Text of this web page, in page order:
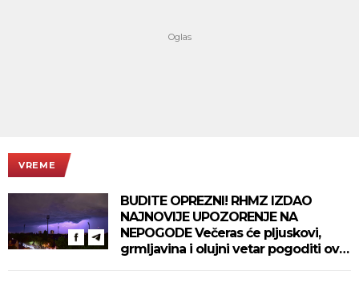
VREME
BUDITE OPREZNI! RHMZ IZDAO
NAJNOVIJE UPOZORENJE NA
NEPOGODE Večeras će pljuskovi,
grmljavina i olujni vetar pogoditi ove